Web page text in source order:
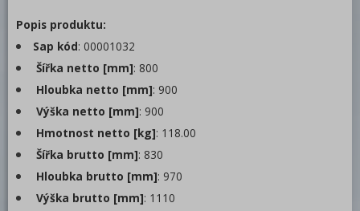
RM
Redfox
REDFOX 600
REDFOX 700
REDFOX 900
Volně stojící moduly
Nerezový program
Popis produktu:
Sap kód: 00001032
Šířka netto [mm]: 800
Hloubka netto [mm]: 900
Výška netto [mm]: 900
Hmotnost netto [kg]: 118.00
Šířka brutto [mm]: 830
Hloubka brutto [mm]: 970
Výška brutto [mm]: 1110